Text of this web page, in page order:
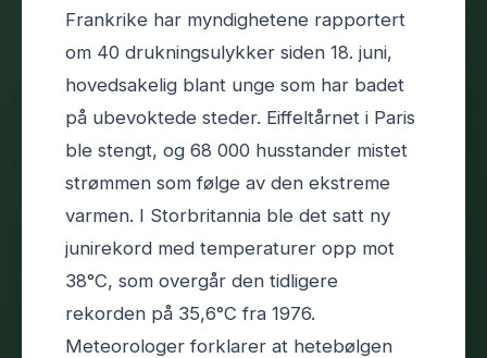
Frankrike har myndighetene rapportert
om 40 drukningsulykker siden 18. juni,
hovedsakelig blant unge som har badet
på ubevoktede steder. Eiffeltårnet i Paris
ble stengt, og 68 000 husstander mistet
strømmen som følge av den ekstreme
varmen. I Storbritannia ble det satt ny
junirekord med temperaturer opp mot
38°C, som overgår den tidligere
rekorden på 35,6°C fra 1976.
Meteorologer forklarer at hetebølgen